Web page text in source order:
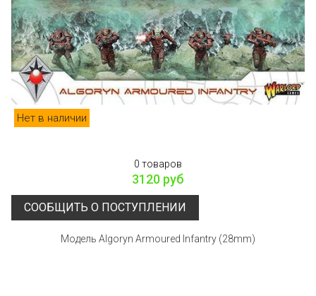
Нет в наличии
0 товаров
3120 руб
СООБЩИТЬ О ПОСТУПЛЕНИИ
Модель Algoryn Armoured Infantry (28mm)